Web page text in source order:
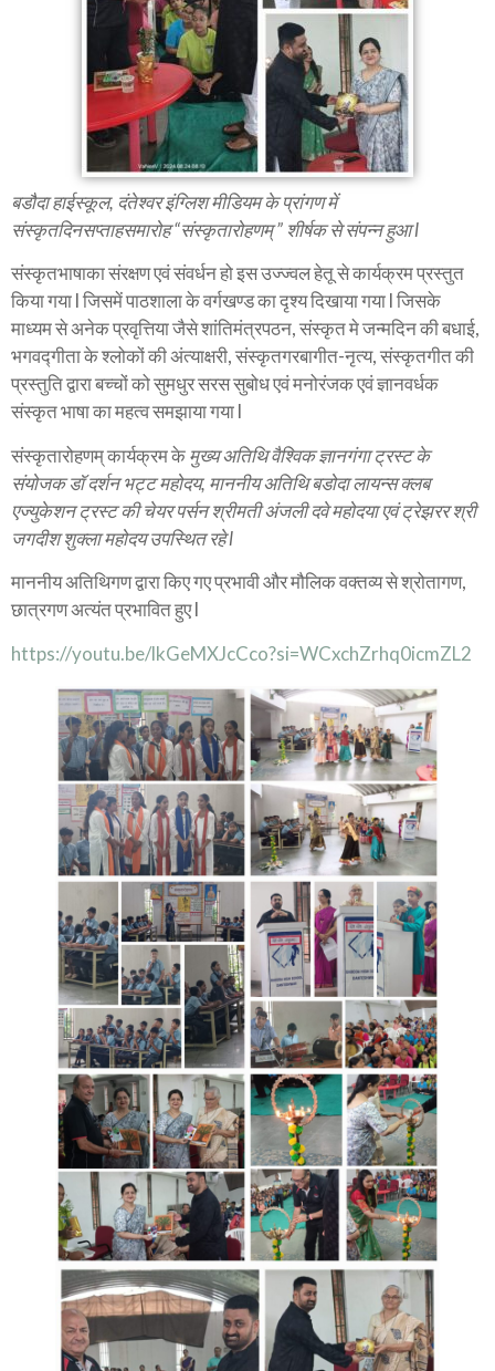
बडौदा हाईस्कूल, दंतेश्वर इंग्लिश मीडियम के प्रांगण में
संस्कृतदिनसप्ताहसमारोह “संस्कृतारोहणम् ” शीर्षक से संपन्न हुआ l
संस्कृतभाषाका संरक्षण एवं संवर्धन हो इस उज्ज्वल हेतू से कार्यक्रम प्रस्तुत
किया गया l जिसमें पाठशाला के वर्गखण्ड का दृश्य दिखाया गया l जिसके
माध्यम से अनेक प्रवृत्तिया जैसे शांतिमंत्रपठन, संस्कृत मे जन्मदिन की बधाई,
भगवद्गीता के श्लोकों की अंत्याक्षरी, संस्कृतगरबागीत-नृत्य, संस्कृतगीत की
प्रस्तुति द्वारा बच्चों को सुमधुर सरस सुबोध एवं मनोरंजक एवं ज्ञानवर्धक
संस्कृत भाषा का महत्व समझाया गया l
संस्कृतारोहणम् कार्यक्रम केमुख्य अतिथि वैश्विक ज्ञानगंगा ट्रस्ट के
संयोजक डॉ दर्शन भट्ट महोदय, माननीय अतिथि बडोदा लायन्स क्लब
एज्युकेशन ट्रस्ट की चेयर पर्सन श्रीमती अंजली दवे महोदया एवं ट्रेझरर श्री
जगदीश शुक्ला महोदय उपस्थित रहे l
माननीय अतिथिगण द्वारा किए गए प्रभावी और मौलिक वक्तव्य से श्रोतागण,
छात्रगण अत्यंत प्रभावित हुए l
https://youtu.be/lkGeMXJcCco?si=WCxchZrhq0icmZL2